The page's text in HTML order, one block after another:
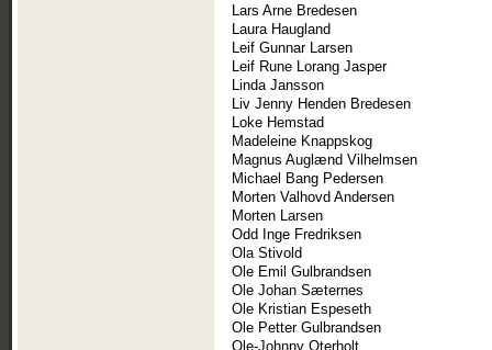
Lars Arne Bredesen
Laura Haugland
Leif Gunnar Larsen
Leif Rune Lorang Jasper
Linda Jansson
Liv Jenny Henden Bredesen
Loke Hemstad
Madeleine Knappskog
Magnus Auglænd Vilhelmsen
Michael Bang Pedersen
Morten Valhovd Andersen
Morten Larsen
Odd Inge Fredriksen
Ola Stivold
Ole Emil Gulbrandsen
Ole Johan Sæternes
Ole Kristian Espeseth
Ole Petter Gulbrandsen
Ole-Johnny Oterholt